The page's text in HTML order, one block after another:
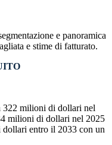
e panoramica
e stime di fatturato.
322 milioni di dollari nel
milioni di dollari nel 2025
entro il 2033 con un